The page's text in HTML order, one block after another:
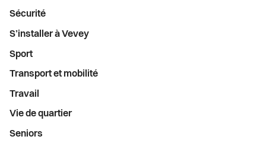
Sécurité
S’installer à Vevey
Sport
Transport et mobilité
Travail
Vie de quartier
Seniors